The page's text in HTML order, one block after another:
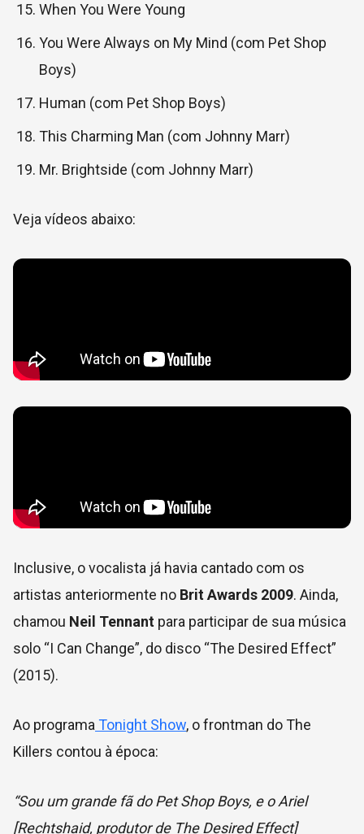
When You Were Young
You Were Always on My Mind (com Pet Shop
Boys)
Human (com Pet Shop Boys)
This Charming Man (com Johnny Marr)
Mr. Brightside (com Johnny Marr)
Veja vídeos abaixo:
Inclusive, o vocalista já havia cantado com os
artistas anteriormente no Brit Awards 2009. Ainda,
chamou Neil Tennant para participar de sua música
solo “I Can Change”, do disco “The Desired Effect”
(2015).
Ao programa Tonight Show, o frontman do The
Killers contou à época:
“Sou um grande fã do Pet Shop Boys, e o Ariel
[Rechtshaid, produtor de The Desired Effect]